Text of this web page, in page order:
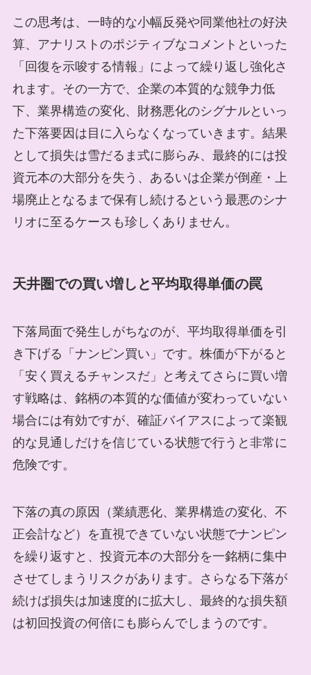
この思考は、一時的な小幅反発や同業他社の好決
算、アナリストのポジティブなコメントといった
「回復を示唆する情報」によって繰り返し強化さ
れます。その一方で、企業の本質的な競争力低
下、業界構造の変化、財務悪化のシグナルといっ
た下落要因は目に入らなくなっていきます。結果
として損失は雪だるま式に膨らみ、最終的には投
資元本の大部分を失う、あるいは企業が倒産・上
場廃止となるまで保有し続けるという最悪のシナ
リオに至るケースも珍しくありません。
天井圏での買い増しと平均取得単価の罠
下落局面で発生しがちなのが、平均取得単価を引
き下げる「ナンピン買い」です。株価が下がると
「安く買えるチャンスだ」と考えてさらに買い増
す戦略は、銘柄の本質的な価値が変わっていない
場合には有効ですが、確証バイアスによって楽観
的な見通しだけを信じている状態で行うと非常に
危険です。
下落の真の原因（業績悪化、業界構造の変化、不
正会計など）を直視できていない状態でナンピン
を繰り返すと、投資元本の大部分を一銘柄に集中
させてしまうリスクがあります。さらなる下落が
続けば損失は加速度的に拡大し、最終的な損失額
は初回投資の何倍にも膨らんでしまうのです。